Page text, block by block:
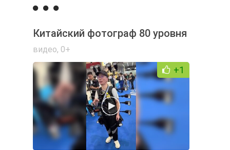
Китайский фотограф 80 уровня
видео, 0+
+1